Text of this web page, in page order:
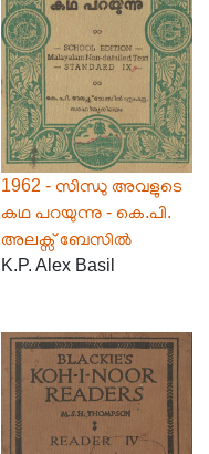
1962 - സിന്ധു അവളുടെ
കഥ പറയുന്നു - കെ.പി.
അലക്സ് ബേസിൽ
K.P. Alex Basil